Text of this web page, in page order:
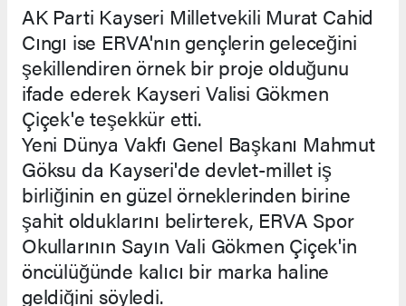
AK Parti Kayseri Milletvekili Murat Cahid
Cıngı ise ERVA'nın gençlerin geleceğini
şekillendiren örnek bir proje olduğunu
ifade ederek Kayseri Valisi Gökmen
Çiçek'e teşekkür etti.
Yeni Dünya Vakfı Genel Başkanı Mahmut
Göksu da Kayseri'de devlet-millet iş
birliğinin en güzel örneklerinden birine
şahit olduklarını belirterek, ERVA Spor
Okullarının Sayın Vali Gökmen Çiçek'in
öncülüğünde kalıcı bir marka haline
geldiğini söyledi.